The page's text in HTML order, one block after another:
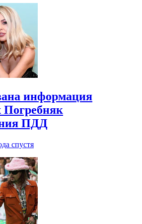
информация
ПДД
спустя